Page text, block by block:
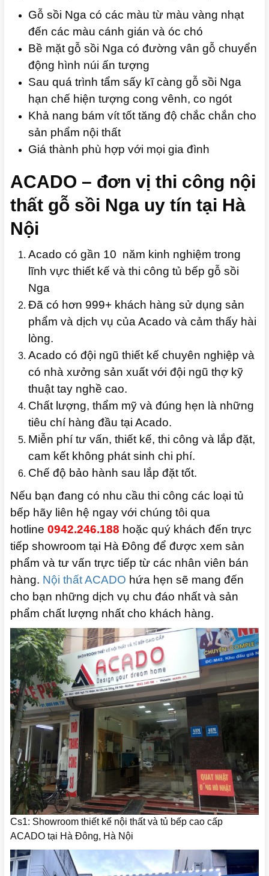
Gỗ sồi Nga có các màu từ màu vàng nhạt
đến các màu cánh gián và óc chó
Bề mặt gỗ sồi Nga có đường vân gỗ chuyển
động hình núi ấn tượng
Sau quá trình tẩm sấy kĩ càng gỗ sồi Nga
hạn chế hiện tượng cong vênh, co ngót
Khả nang bám vít tốt tăng độ chắc chắn cho
sản phẩm nội thất
Giá thành phù hợp với mọi gia đình
ACADO – đơn vị thi công nội
thất gỗ sồi Nga uy tín tại Hà
Nội
Acado có gần 10 năm kinh nghiệm trong
lĩnh vực thiết kế và thi công tủ bếp gỗ sồi
Nga
Đã có hơn 999+ khách hàng sử dụng sản
phẩm và dịch vụ của Acado và cảm thấy hài
lòng.
Acado có đội ngũ thiết kế chuyên nghiệp và
có nhà xưởng sản xuất với đội ngũ thợ kỹ
thuật tay nghề cao.
Chất lượng, thẩm mỹ và đúng hẹn là những
tiêu chí hàng đầu tại Acado.
Miễn phí tư vấn, thiết kế, thi công và lắp đặt,
cam kết không phát sinh chi phí.
Chế độ bảo hành sau lắp đặt tốt.
Nếu bạn đang có nhu cầu thi công các loại tủ
bếp hãy liên hệ ngay với chúng tôi qua
hotline 0942.246.188 hoặc quý khách đến trực
tiếp showroom tại Hà Đông để được xem sản
phẩm và tư vấn trực tiếp từ các nhân viên bán
hàng. Nội thất ACADO hứa hẹn sẽ mang đến
cho bạn những dịch vụ chu đáo nhất và sản
phẩm chất lượng nhất cho khách hàng.
Cs1: Showroom thiết kế nội thất và tủ bếp cao cấp
ACADO tại Hà Đông, Hà Nội